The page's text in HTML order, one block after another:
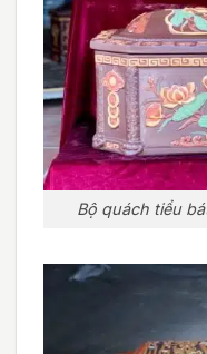
Bộ quách tiểu